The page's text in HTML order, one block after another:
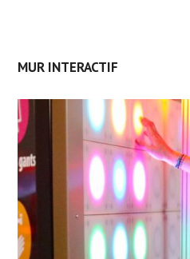
MUR INTERACTIF